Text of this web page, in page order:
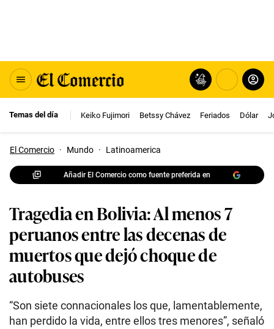
Temas del día Keiko Fujimori Betssy Chávez Feriados Dólar
El Comercio · Mundo · Latinoamerica
Añadir El Comercio como fuente preferida en
Tragedia en Bolivia: Al menos 7
peruanos entre las decenas de
muertos que dejó choque de
autobuses
“Son siete connacionales los que, lamentablemente,
han perdido la vida, entre ellos tres menores”, señaló